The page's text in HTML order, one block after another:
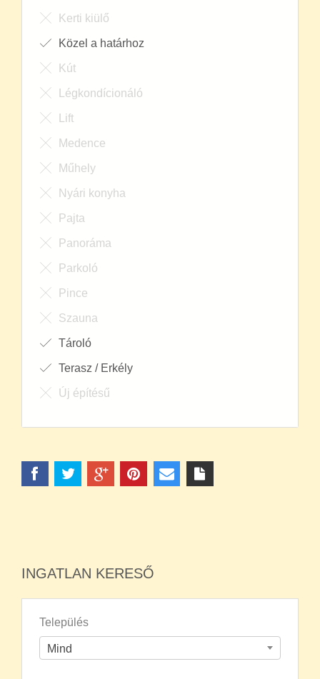
Kerti kiülő
Közel a határhoz
Kút
Légkondícionáló
Lift
Medence
Műhely
Nyári konyha
Pajta
Panoráma
Parkoló
Pince
Szauna
Tároló
Terasz / Erkély
Új építésű
INGATLAN KERESŐ
Település
Mind